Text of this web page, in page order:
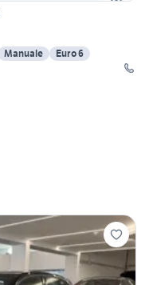
Manuale
Euro 6